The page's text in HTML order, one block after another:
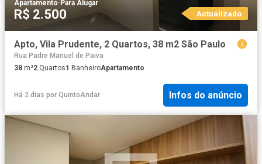
Apartamento·Para Alugar
R$ 2.500 Actualizado
Apto, Vila Prudente, 2 Quartos, 38 m2 São Paulo
Rua Padre Manuel de Paiva
38 m²2 Quartos1 BanheiroApartamento
Há 2 dias por QuintoAndar Infos do anúncio